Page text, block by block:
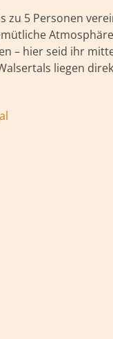
zu 5 Personen
– hier seid ihr
liegen